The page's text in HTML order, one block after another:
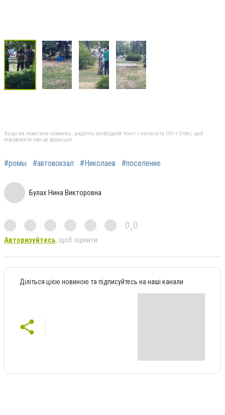
Якщо ви помітили помилку, виділіть необхідний текст і натисніть Ctrl + Enter, щоб
повідомити про це редакцію
#ромы #автовокзал #Николаев #поселение
Булах Нина Викторовна
0,0
Авторизуйтесь, щоб оцінити
Діліться цією новиною та підписуйтесь на наші канали